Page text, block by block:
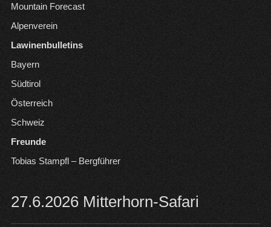
Mountain Forecast
Alpenverein
Lawinenbulletins
Bayern
Südtirol
Österreich
Schweiz
Freunde
Tobias Stampfl – Bergführer
27.6.2026 Mitterhorn-Safari